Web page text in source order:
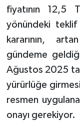
fiyatının 12,5
yönündeki
kararının,
gündeme
Ağustos 2025
yürürlüğe
resmen
onayı gerekiyor.